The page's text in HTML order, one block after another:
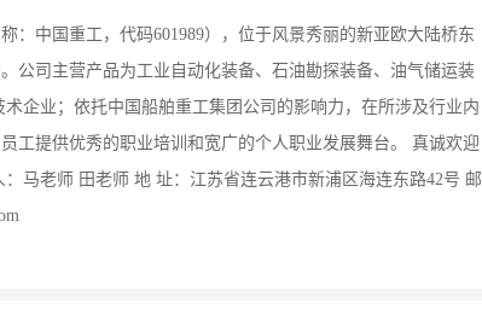
：中国重工，代码601989），位于风景秀丽的新亚欧大陆桥东
司主营产品为工业自动化装备、石油勘探装备、油气储运装
企业；依托中国船舶重工集团公司的影响力，在所涉及行业内
工提供优秀的职业培训和宽广的个人职业发展舞台。 真诚欢迎
马老师 田老师 地 址：江苏省连云港市新浦区海连东路42号 邮